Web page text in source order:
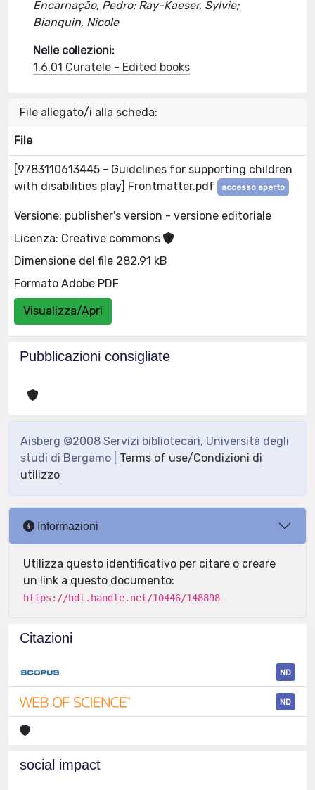
Encarnação, Pedro; Ray-Kaeser, Sylvie;
Bianquin, Nicole
Nelle collezioni:
1.6.01 Curatele - Edited books
File allegato/i alla scheda:
File
[9783110613445 - Guidelines for supporting children
with disabilities play] Frontmatter.pdf
accesso aperto
Versione: publisher's version - versione editoriale
Licenza: Creative commons
Dimensione del file 282.91 kB
Formato Adobe PDF
Visualizza/Apri
Pubblicazioni consigliate
Aisberg ©2008 Servizi bibliotecari, Università degli
studi di Bergamo | Terms of use/Condizioni di
utilizzo
Informazioni
Utilizza questo identificativo per citare o creare
un link a questo documento:
https://hdl.handle.net/10446/148898
Citazioni
ND
ND
social impact